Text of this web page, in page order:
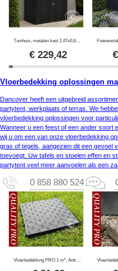
Tuinhuis, metalen kast 1,47x0,86x1,34m, 1,26m², ProShed®, Antraciet
€229,42 €
Vloerbedekking oplossingen
Dancover heeft een uitgebreid
partytent, werkplaats of terras. We
vloerbedekking oplossingen voor
Wanneer u een feest of een ander soort
wij u om een van onze vloerbedekking
gras of tegels, aangezien dit een gevoel
toevoegt. Uw tafels en stoelen effen en
partytent veel meer aanvoelen als een
0 858 880 524